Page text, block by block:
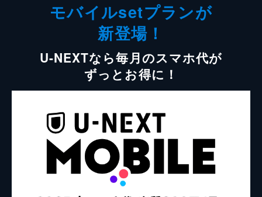
モバイルsetプランが
新登場！
U-NEXTなら毎月のスマホ代が
ずっとお得に！